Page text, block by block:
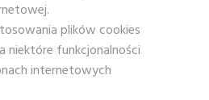
plików cookies
niektóre funkcjonalności
internetowych